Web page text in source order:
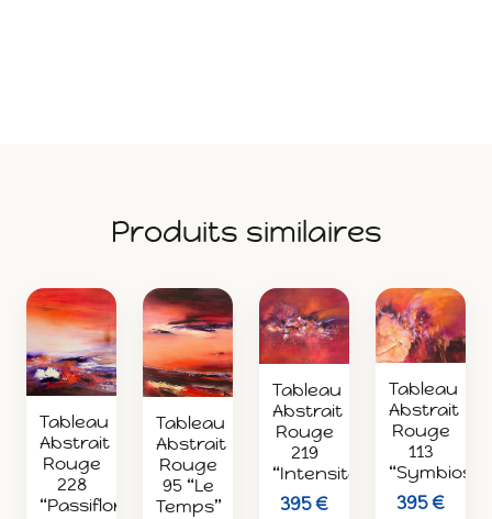
Produits similaires
Tableau
Abstrait
Rouge
228
“Passiflore”
Tableau
Abstrait
Rouge
95 “Le
Temps”
Tableau
Abstrait
Rouge
219
“Intensité”
395 €
Tableau
Abstrait
Rouge
113
“Symbiose”
395 €